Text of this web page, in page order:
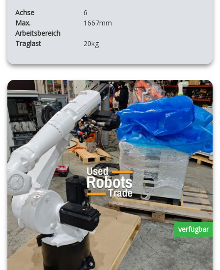
Achse
6
Max.
Arbeitsbereich
1667mm
Traglast 20kg
verfügbar